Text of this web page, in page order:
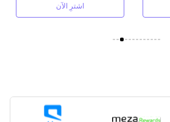
اشترِ الآن